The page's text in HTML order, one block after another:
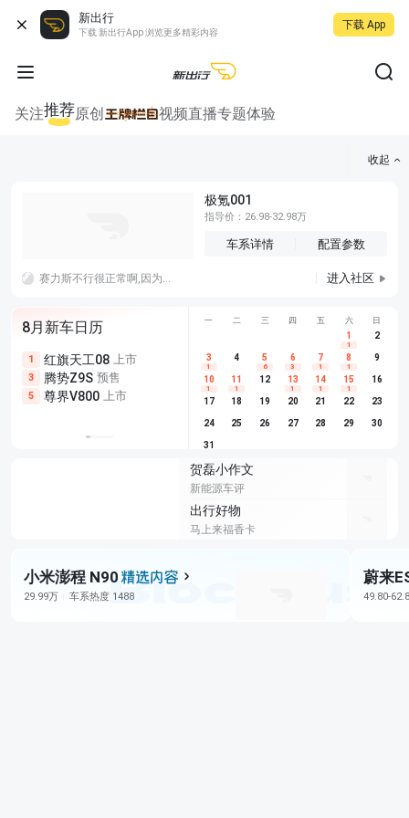
新出行
下载 新出行App 浏览更多精彩内容
下载 App
关注推荐原创 视频直播专题体验
收起
极氪001
指导价：26.98-32.98万
车系详情 配置参数
赛力斯不行很正常啊,因为拿不出手啊，妄想品牌效应，那么就要像特斯拉一样会讲故事，不行就老老实实技术研发，光跟遥遥领先加一个外观是没用的 进入社区
8月新车日历
1 红旗天工08 上市
3 腾势Z9S 预售
5 尊界V800 上市
尊界V680 上市
享界G9 预售
别克至境L7 预售
埃安
长城H10
深蓝S05
一 二 三 四 五 六 日
1
1
2
3
1
4 5
6
6
3
7
1
8
1
9
10
1
11
1
12 13
1
14
1
15
1
16
17 18 19 20 21 22 23
24 25 26 27 28 29 30
31
贺磊小作文
新能源车评
出行好物
马上来福香卡
小米澎程 N90
29.99万 车系热度 1488
蔚来
49.80-